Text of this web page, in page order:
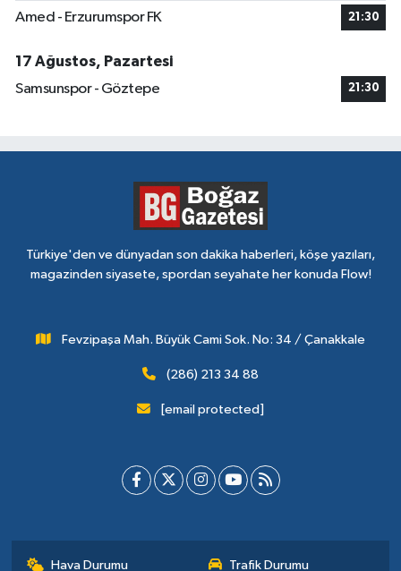
Amed - Erzurumspor FK 21:30
17 Ağustos, Pazartesi
Samsunspor - Göztepe
21:30
Türkiye'den ve dünyadan son dakika haberleri, köşe yazıları,
magazinden siyasete, spordan seyahate her konuda Flow!
Fevzipaşa Mah. Büyük Cami Sok. No: 34 / Çanakkale
(286) 213 34 88
[email protected]
Hava Durumu Trafik Durumu